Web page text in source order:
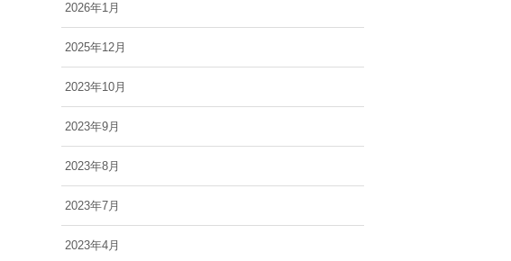
2026年1月
2025年12月
2023年10月
2023年9月
2023年8月
2023年7月
2023年4月